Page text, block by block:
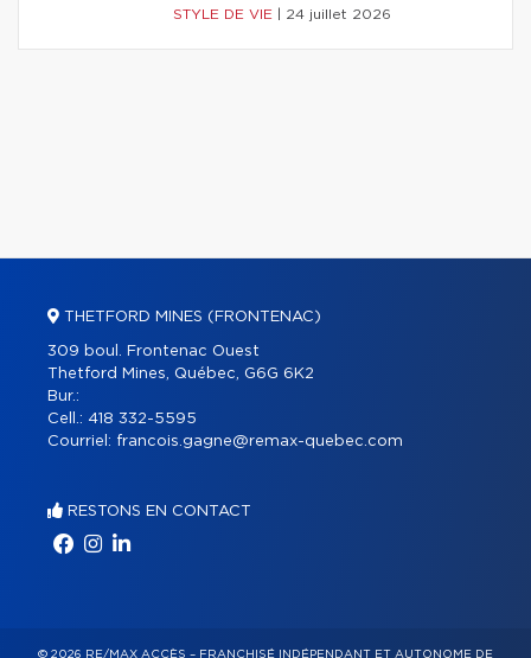
STYLE DE VIE 24 juillet 2026
THETFORD MINES (FRONTENAC)
309 boul. Frontenac Ouest
Thetford Mines, Québec, G6G 6K2
Bur.:
Cell.: 418 332-5595
Courriel: francois.gagne@remax-quebec.com
RESTONS EN CONTACT
© 2026 RE/MAX ACCÈS – FRANCHISÉ INDÉPENDANT ET AUTONOME DE